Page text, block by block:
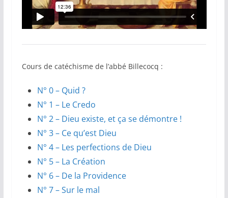
Cours de catéchisme de l’abbé Billecocq :
N° 0 – Quid ?
N° 1 – Le Credo
N° 2 – Dieu existe, et ça se démontre !
N° 3 – Ce qu’est Dieu
N° 4 – Les perfections de Dieu
N° 5 – La Création
N° 6 – De la Providence
N° 7 – Sur le mal